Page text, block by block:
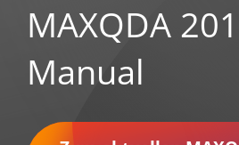
MAXQDA
Manual